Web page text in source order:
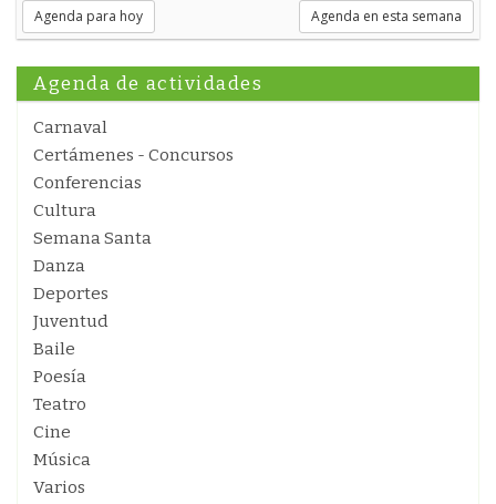
Agenda para hoy Agenda en esta semana
Agenda de actividades
Carnaval
Certámenes - Concursos
Conferencias
Cultura
Semana Santa
Danza
Deportes
Juventud
Baile
Poesía
Teatro
Cine
Música
Varios